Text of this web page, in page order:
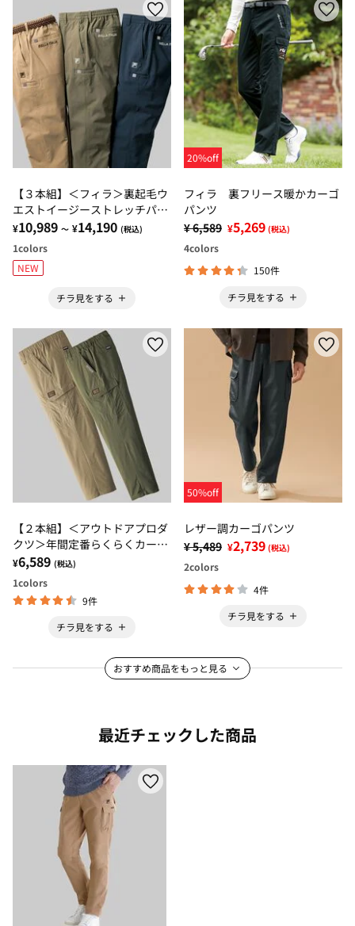
【３本組】＜フィラ＞裏起毛ウ
エストイージーストレッチパン
ツ
¥10,989 ～ ¥14,190 (税込)
1colors
NEW
チラ見をする
20%off
フィラ 裏フリース暖かカーゴ
パンツ
¥ 6,589 ¥5,269 (税込)
4colors
150件
チラ見をする
【２本組】＜アウトドアプロダ
クツ＞年間定番らくらくカーゴ
パンツ
¥6,589 (税込)
1colors
9件
チラ見をする
50%off
レザー調カーゴパンツ
¥ 5,489 ¥2,739 (税込)
2colors
4件
チラ見をする
おすすめ商品をもっと見る
最近チェックした商品